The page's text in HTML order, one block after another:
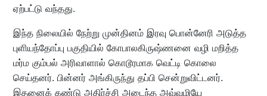
ஏற்பட்டு வந்தது.
இந்த நிலையில் நேற்று முன்தினம் இரவு பொன்னேரி அடுத்த
புளியந்தோப்பு பகுதியில் கோபாலகிருஷ்ணனை வழி மறித்த
மர்ம கும்பல் அரிவாளால் கொடூரமாக வெட்டி கொலை
செய்தனர். பின்னர் அங்கிருந்து தப்பி சென்றுவிட்டனர்.
இதனைக் கண்டு அதிர்ச்சி அடைந்த அவ்வழியே